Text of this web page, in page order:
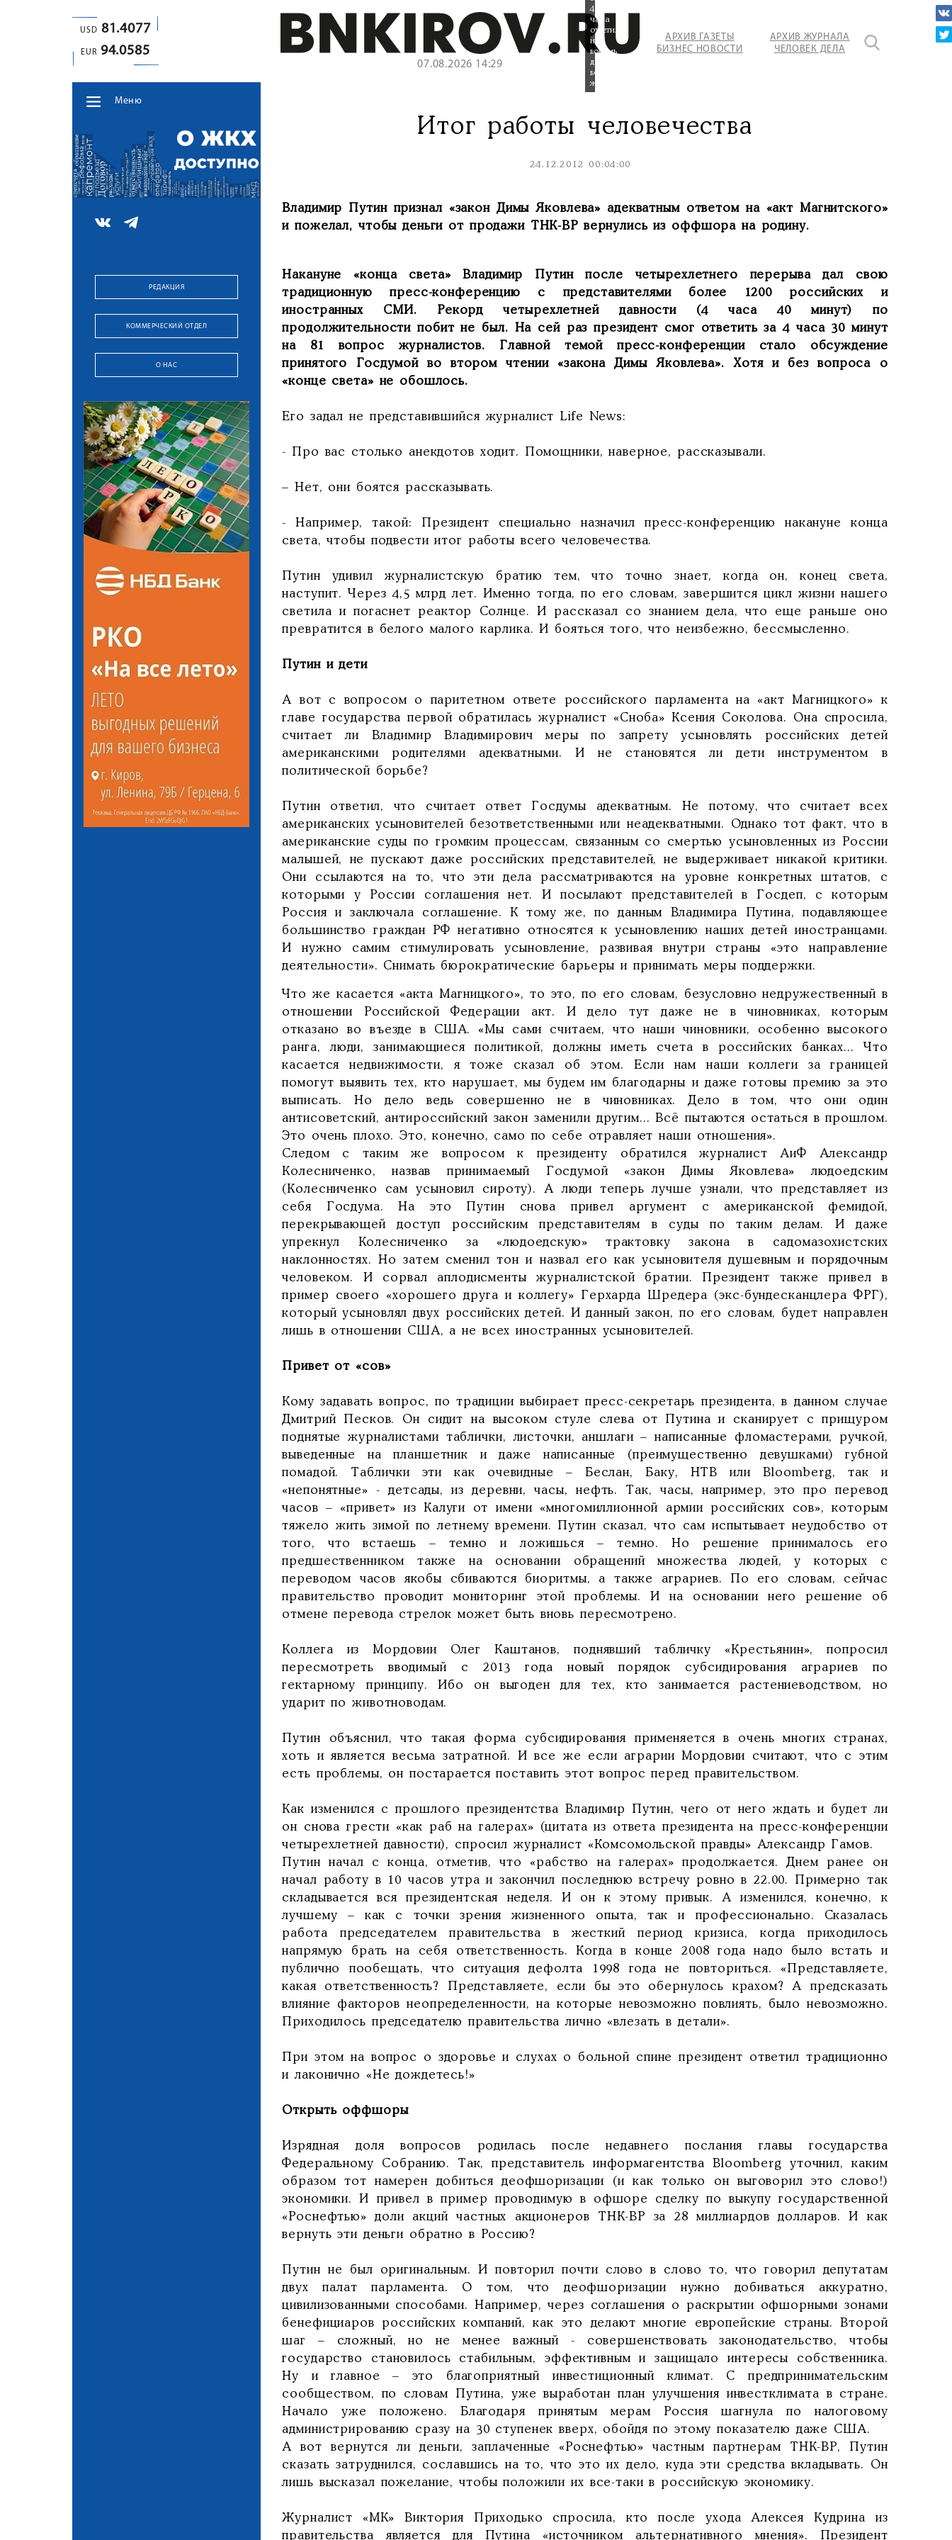
USD 81.4077
EUR 94.0585
07.08.2026 14:29
АРХИВ ГАЗЕТЫ
БИЗНЕС НОВОСТИ
АРХИВ ЖУРНАЛА
ЧЕЛОВЕК ДЕЛА
Меню
РЕДАКЦИЯ
КОММЕРЧЕСКИЙ ОТДЕЛ
О НАС
4,5
часа
ответил
на
восемь
десятков
вопросов
журналистов.
Итог работы человечества
24.12.2012 00:04:00
Владимир Путин признал «закон Димы Яковлева» адекватным ответом на «акт Магнитского»
и пожелал, чтобы деньги от продажи ТНК-ВР вернулись из оффшора на родину.
Накануне «конца света» Владимир Путин после четырехлетнего перерыва дал свою
традиционную пресс-конференцию с представителями более 1200 российских и
иностранных СМИ. Рекорд четырехлетней давности (4 часа 40 минут) по
продолжительности побит не был. На сей раз президент смог ответить за 4 часа 30 минут
на 81 вопрос журналистов. Главной темой пресс-конференции стало обсуждение
принятого Госдумой во втором чтении «закона Димы Яковлева». Хотя и без вопроса о
«конце света» не обошлось.
Его задал не представившийся журналист Life News:
- Про вас столько анекдотов ходит. Помощники, наверное, рассказывали.
– Нет, они боятся рассказывать.
- Например, такой: Президент специально назначил пресс-конференцию накануне конца
света, чтобы подвести итог работы всего человечества.
Путин удивил журналистскую братию тем, что точно знает, когда он, конец света,
наступит. Через 4,5 млрд лет. Именно тогда, по его словам, завершится цикл жизни нашего
светила и погаснет реактор Солнце. И рассказал со знанием дела, что еще раньше оно
превратится в белого малого карлика. И бояться того, что неизбежно, бессмысленно.
Путин и дети
А вот с вопросом о паритетном ответе российского парламента на «акт Магницкого» к
главе государства первой обратилась журналист «Сноба» Ксения Соколова. Она спросила,
считает ли Владимир Владимирович меры по запрету усыновлять российских детей
американскими родителями адекватными. И не становятся ли дети инструментом в
политической борьбе?
Путин ответил, что считает ответ Госдумы адекватным. Не потому, что считает всех
американских усыновителей безответственными или неадекватными. Однако тот факт, что в
американские суды по громким процессам, связанным со смертью усыновленных из России
малышей, не пускают даже российских представителей, не выдерживает никакой критики.
Они ссылаются на то, что эти дела рассматриваются на уровне конкретных штатов, с
которыми у России соглашения нет. И посылают представителей в Госдеп, с которым
Россия и заключала соглашение. К тому же, по данным Владимира Путина, подавляющее
большинство граждан РФ негативно относятся к усыновлению наших детей иностранцами.
И нужно самим стимулировать усыновление, развивая внутри страны «это направление
деятельности». Снимать бюрократические барьеры и принимать меры поддержки.
Что же касается «акта Магницкого», то это, по его словам, безусловно недружественный в
отношении Российской Федерации акт. И дело тут даже не в чиновниках, которым
отказано во въезде в США. «Мы сами считаем, что наши чиновники, особенно высокого
ранга, люди, занимающиеся политикой, должны иметь счета в российских банках... Что
касается недвижимости, я тоже сказал об этом. Если нам наши коллеги за границей
помогут выявить тех, кто нарушает, мы будем им благодарны и даже готовы премию за это
выписать. Но дело ведь совершенно не в чиновниках. Дело в том, что они один
антисоветский, антироссийский закон заменили другим... Всё пытаются остаться в прошлом.
Это очень плохо. Это, конечно, само по себе отравляет наши отношения».
Следом с таким же вопросом к президенту обратился журналист АиФ Александр
Колесниченко, назвав принимаемый Госдумой «закон Димы Яковлева» людоедским
(Колесниченко сам усыновил сироту). А люди теперь лучше узнали, что представляет из
себя Госдума. На это Путин снова привел аргумент с американской фемидой,
перекрывающей доступ российским представителям в суды по таким делам. И даже
упрекнул Колесниченко за «людоедскую» трактовку закона в садомазохистских
наклонностях. Но затем сменил тон и назвал его как усыновителя душевным и порядочным
человеком. И сорвал аплодисменты журналистской братии. Президент также привел в
пример своего «хорошего друга и коллегу» Герхарда Шредера (экс-бундесканцлера ФРГ),
который усыновлял двух российских детей. И данный закон, по его словам, будет направлен
лишь в отношении США, а не всех иностранных усыновителей.
Привет от «сов»
Кому задавать вопрос, по традиции выбирает пресс-секретарь президента, в данном случае
Дмитрий Песков. Он сидит на высоком стуле слева от Путина и сканирует с прищуром
поднятые журналистами таблички, листочки, аншлаги – написанные фломастерами, ручкой,
выведенные на планшетник и даже написанные (преимущественно девушками) губной
помадой. Таблички эти как очевидные – Беслан, Баку, НТВ или Bloomberg, так и
«непонятные» - детсады, из деревни, часы, нефть. Так, часы, например, это про перевод
часов – «привет» из Калуги от имени «многомиллионной армии российских сов», которым
тяжело жить зимой по летнему времени. Путин сказал, что сам испытывает неудобство от
того, что встаешь – темно и ложишься – темно. Но решение принималось его
предшественником также на основании обращений множества людей, у которых с
переводом часов якобы сбиваются биоритмы, а также аграриев. По его словам, сейчас
правительство проводит мониторинг этой проблемы. И на основании него решение об
отмене перевода стрелок может быть вновь пересмотрено.
Коллега из Мордовии Олег Каштанов, поднявший табличку «Крестьянин», попросил
пересмотреть вводимый с 2013 года новый порядок субсидирования аграриев по
гектарному принципу. Ибо он выгоден для тех, кто занимается растениеводством, но
ударит по животноводам.
Путин объяснил, что такая форма субсидирования применяется в очень многих странах,
хоть и является весьма затратной. И все же если аграрии Мордовии считают, что с этим
есть проблемы, он постарается поставить этот вопрос перед правительством.
Как изменился с прошлого президентства Владимир Путин, чего от него ждать и будет ли
он снова грести «как раб на галерах» (цитата из ответа президента на пресс-конференции
четырехлетней давности), спросил журналист «Комсомольской правды» Александр Гамов.
Путин начал с конца, отметив, что «рабство на галерах» продолжается. Днем ранее он
начал работу в 10 часов утра и закончил последнюю встречу ровно в 22.00. Примерно так
складывается вся президентская неделя. И он к этому привык. А изменился, конечно, к
лучшему – как с точки зрения жизненного опыта, так и профессионально. Сказалась
работа председателем правительства в жесткий период кризиса, когда приходилось
напрямую брать на себя ответственность. Когда в конце 2008 года надо было встать и
публично пообещать, что ситуация дефолта 1998 года не повториться. «Представляете,
какая ответственность? Представляете, если бы это обернулось крахом? А предсказать
влияние факторов неопределенности, на которые невозможно повлиять, было невозможно.
Приходилось председателю правительства лично «влезать в детали».
При этом на вопрос о здоровье и слухах о больной спине президент ответил традиционно
и лаконично «Не дождетесь!»
Открыть оффшоры
Изрядная доля вопросов родилась после недавнего послания главы государства
Федеральному Собранию. Так, представитель информагентства Bloomberg уточнил, каким
образом тот намерен добиться деофшоризации (и как только он выговорил это слово!)
экономики. И привел в пример проводимую в офшоре сделку по выкупу государственной
«Роснефтью» доли акций частных акционеров ТНК-ВР за 28 миллиардов долларов. И как
вернуть эти деньги обратно в Россию?
Путин не был оригинальным. И повторил почти слово в слово то, что говорил депутатам
двух палат парламента. О том, что деофшоризации нужно добиваться аккуратно,
цивилизованными способами. Например, через соглашения о раскрытии офшорными зонами
бенефициаров российских компаний, как это делают многие европейские страны. Второй
шаг – сложный, но не менее важный - совершенствовать законодательство, чтобы
государство становилось стабильным, эффективным и защищало интересы собственника.
Ну и главное – это благоприятный инвестиционный климат. С предпринимательским
сообществом, по словам Путина, уже выработан план улучшения инвестклимата в стране.
Начало уже положено. Благодаря принятым мерам Россия шагнула по налоговому
администрированию сразу на 30 ступенек вверх, обойдя по этому показателю даже США.
А вот вернутся ли деньги, заплаченные «Роснефтью» частным партнерам ТНК-ВР, Путин
сказать затруднился, сославшись на то, что это их дело, куда эти средства вкладывать. Он
лишь высказал пожелание, чтобы положили их все-таки в российскую экономику.
Журналист «МК» Виктория Приходько спросила, кто после ухода Алексея Кудрина из
правительства является для Путина «источником альтернативного мнения». Президент